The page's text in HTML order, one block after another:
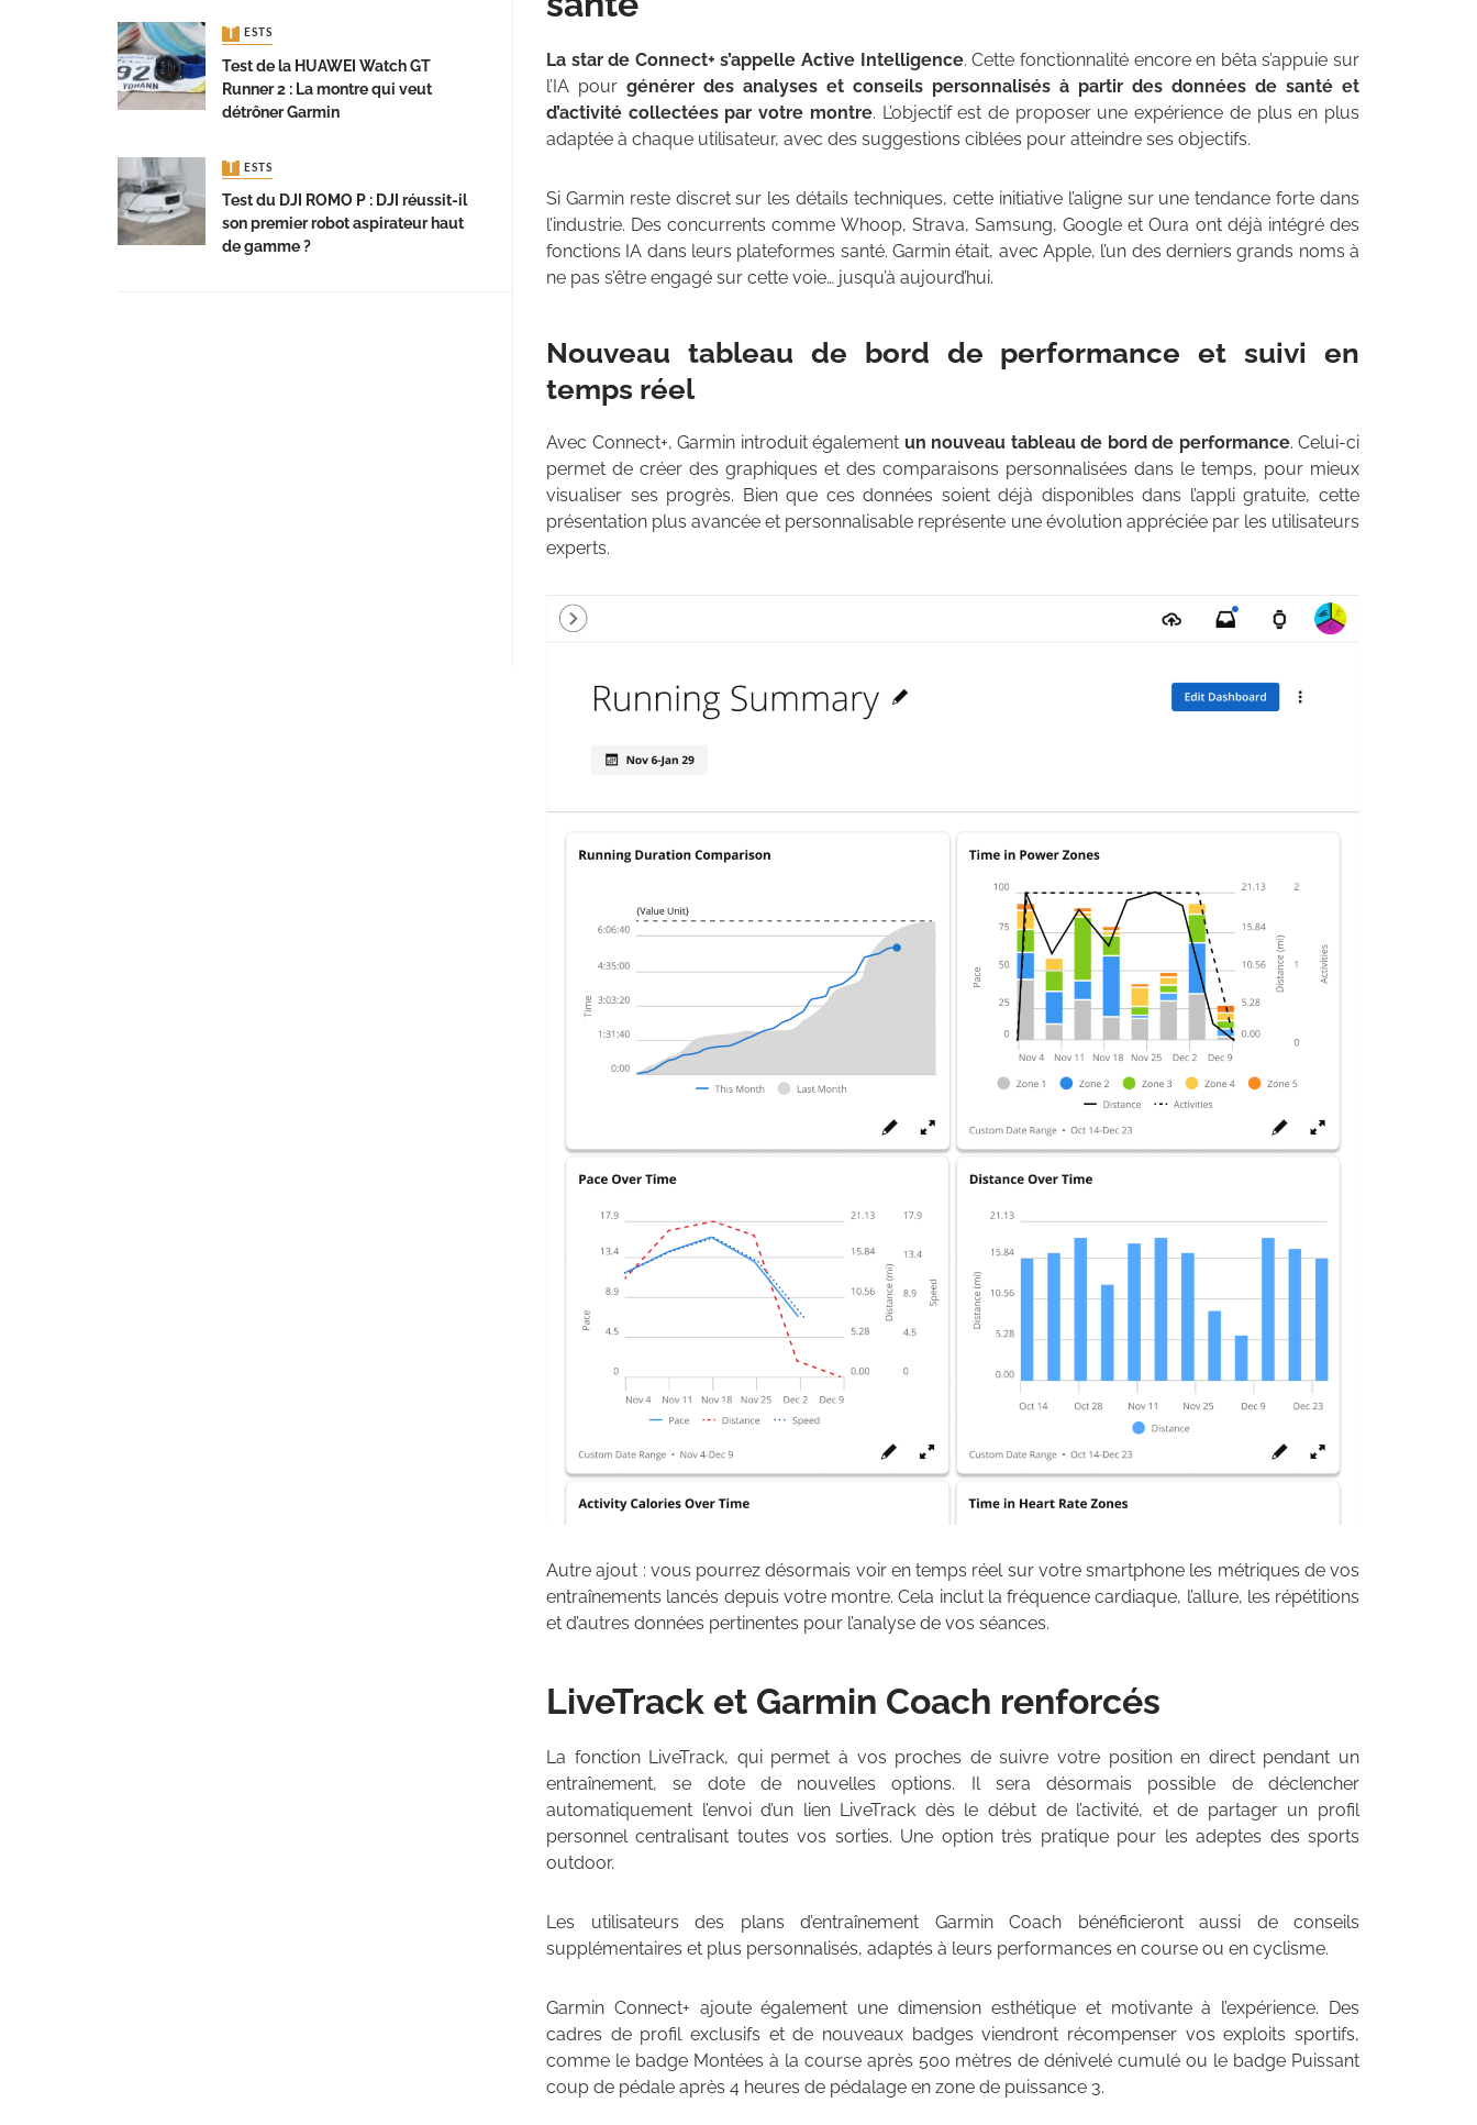
La star de Connect+ s’appelle Active Intelligence. Cette fonctionnalité encore en bêta s’appuie sur
l’IA pour générer des analyses et conseils personnalisés à partir des données de santé et
d’activité collectées par votre montre. L’objectif est de proposer une expérience de plus en plus
adaptée à chaque utilisateur, avec des suggestions ciblées pour atteindre ses objectifs.
Si Garmin reste discret sur les détails techniques, cette initiative l’aligne sur une tendance forte dans
l’industrie. Des concurrents comme Whoop, Strava, Samsung, Google et Oura ont déjà intégré des
fonctions IA dans leurs plateformes santé. Garmin était, avec Apple, l’un des derniers grands noms à
ne pas s’être engagé sur cette voie… jusqu’à aujourd’hui.
Nouveau tableau de bord de performance et suivi en
temps réel
Avec Connect+, Garmin introduit également un nouveau tableau de bord de performance. Celui-ci
permet de créer des graphiques et des comparaisons personnalisées dans le temps, pour mieux
visualiser ses progrès. Bien que ces données soient déjà disponibles dans l’appli gratuite, cette
présentation plus avancée et personnalisable représente une évolution appréciée par les utilisateurs
experts.
Autre ajout : vous pourrez désormais voir en temps réel sur votre smartphone les métriques de vos
entraînements lancés depuis votre montre. Cela inclut la fréquence cardiaque, l’allure, les répétitions
et d’autres données pertinentes pour l’analyse de vos séances.
LiveTrack et Garmin Coach renforcés
La fonction LiveTrack, qui permet à vos proches de suivre votre position en direct pendant un
entraînement, se dote de nouvelles options. Il sera désormais possible de déclencher
automatiquement l’envoi d’un lien LiveTrack dès le début de l’activité, et de partager un profil
personnel centralisant toutes vos sorties. Une option très pratique pour les adeptes des sports
outdoor.
Les utilisateurs des plans d’entraînement Garmin Coach bénéficieront aussi de conseils
supplémentaires et plus personnalisés, adaptés à leurs performances en course ou en cyclisme.
Garmin Connect+ ajoute également une dimension esthétique et motivante à l’expérience. Des
cadres de profil exclusifs et de nouveaux badges viendront récompenser vos exploits sportifs,
comme le badge Montées à la course après 500 mètres de dénivelé cumulé ou le badge Puissant
coup de pédale après 4 heures de pédalage en zone de puissance 3.
TESTS
Test de la HUAWEI Watch GT
Runner 2 : La montre qui veut
détrôner Garmin
TESTS
Test du DJI ROMO P : DJI réussit-il
son premier robot aspirateur haut
de gamme ?